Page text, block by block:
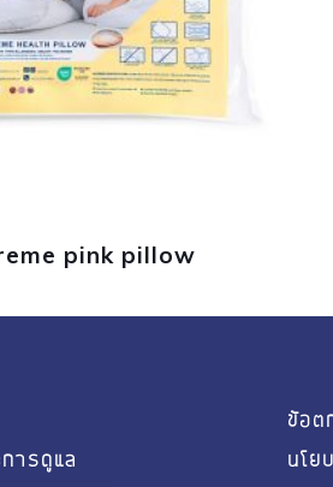
pink pillow
ารดูแล
ข้อต
นโย